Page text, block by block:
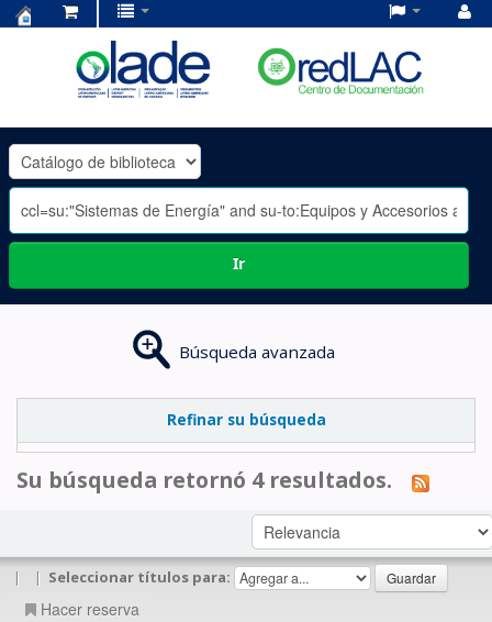
OLADE
-
Ir
Búsqueda avanzada
Refinar su búsqueda
Su búsqueda retornó 4 resultados.
| | Seleccionar títulos para:
Hacer reserva